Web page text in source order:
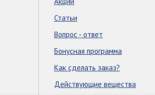
Статьи
Вопрос - ответ
Бонусная программа
Как сделать заказ?
Действующие вещества